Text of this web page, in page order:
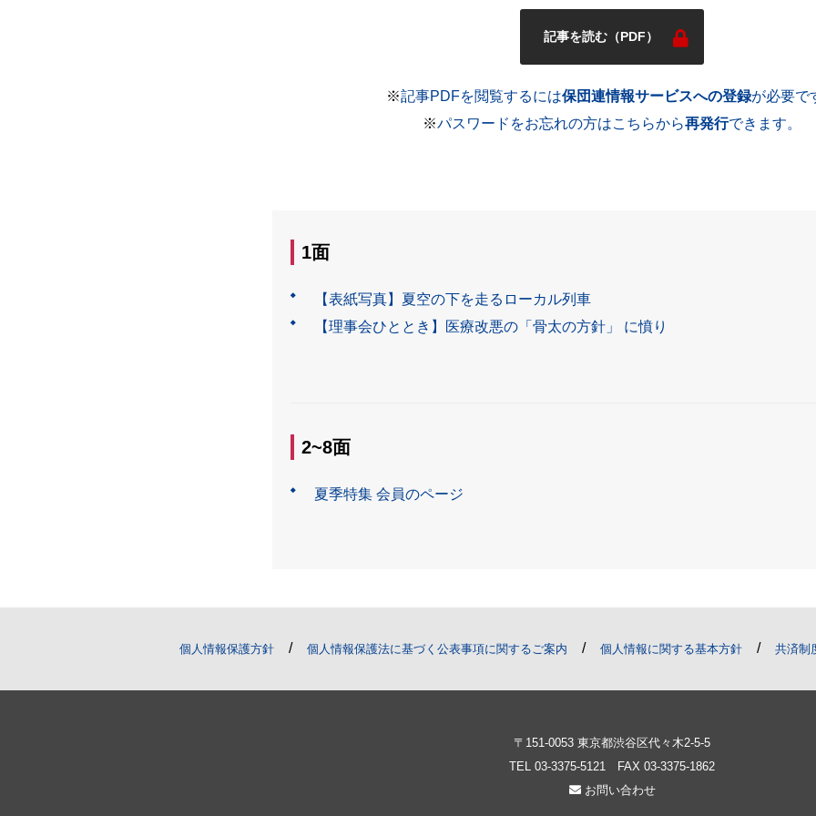
記事を読む（PDF）
※記事PDFを閲覧するには保団連情報サービスへの登録が必要で
※パスワードをお忘れの方はこちらから再発行できます。
1面
【表紙写真】夏空の下を走るローカル列車
【理事会ひととき】医療改悪の「骨太の方針」 に憤り
2~8面
夏季特集 会員のページ
個人情報保護方針 / 個人情報保護法に基づく公表事項に関するご案内 / 個人情報に関する基本方針 / 共済制
〒151-0053 東京都渋谷区代々木2-5-5
TEL 03-3375-5121 FAX 03-3375-1862
お問い合わせ